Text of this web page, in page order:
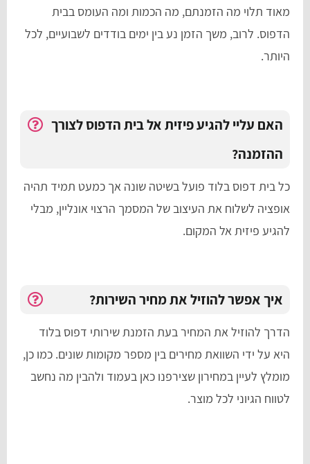
מאוד תלוי מה הזמנתם, מה הכמות ומה העומס בבית
הדפוס. לרוב, משך הזמן נע בין ימים בודדים לשבועיים, לכל
היותר.
האם עליי להגיע פיזית אל בית הדפוס לצורך
ההזמנה?
כל בית דפוס בלוד פועל בשיטה שונה אך כמעט תמיד תהיה
אופציה לשלוח את העיצוב של המסמך הרצוי אונליין, מבלי
להגיע פיזית אל המקום.
איך אפשר להוזיל את מחיר השירות?
הדרך להוזיל את המחיר בעת הזמנת שירותי דפוס בלוד
היא על ידי השוואת מחירים בין מספר מקומות שונים. כמו כן,
מומלץ לעיין במחירון שצירפנו כאן בעמוד ולהבין מה נחשב
לטווח הגיוני לכל מוצר.